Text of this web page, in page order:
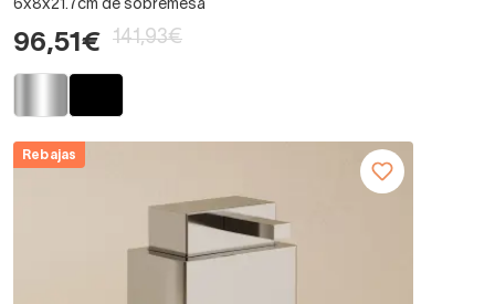
6x8x21.7cm de sobremesa
96,51€ 141,93€
Rebajas